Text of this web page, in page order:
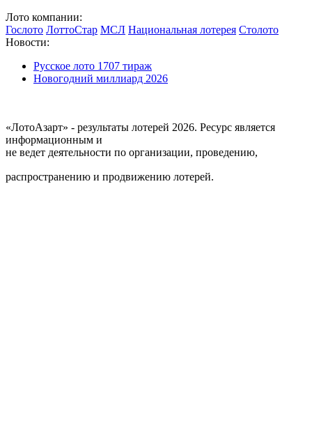
Лото компании:
Гослото ЛоттоСтар МСЛ Национальная лотерея Столото
Новости:
Русское лото 1707 тираж
Новогодний миллиард 2026
«ЛотоАзарт» - результаты лотерей 2026. Ресурс является
информационным и
не ведет деятельности по организации, проведению,
распространению и продвижению лотерей.